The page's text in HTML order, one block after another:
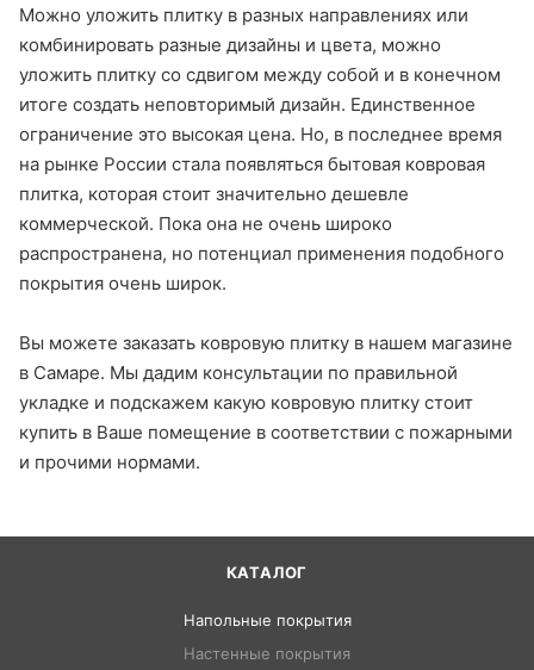
Можно уложить плитку в разных направлениях или
комбинировать разные дизайны и цвета, можно
уложить плитку со сдвигом между собой и в конечном
итоге создать неповторимый дизайн. Единственное
ограничение это высокая цена. Но, в последнее время
на рынке России стала появляться бытовая ковровая
плитка, которая стоит значительно дешевле
коммерческой. Пока она не очень широко
распространена, но потенциал применения подобного
покрытия очень широк.
Вы можете заказать ковровую плитку в нашем магазине
в Самаре. Мы дадим консультации по правильной
укладке и подскажем какую ковровую плитку стоит
купить в Ваше помещение в соответствии с пожарными
и прочими нормами.
КАТАЛОГ
Напольные покрытия
Настенные покрытия